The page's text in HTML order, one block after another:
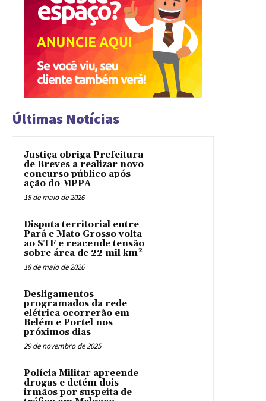
Últimas Notícias
Justiça obriga Prefeitura
de Breves a realizar novo
concurso público após
ação do MPPA
18 de maio de 2026
Disputa territorial entre
Pará e Mato Grosso volta
ao STF e reacende tensão
sobre área de 22 mil km²
18 de maio de 2026
Desligamentos
programados da rede
elétrica ocorrerão em
Belém e Portel nos
próximos dias
29 de novembro de 2025
Polícia Militar apreende
drogas e detém dois
irmãos por suspeita de